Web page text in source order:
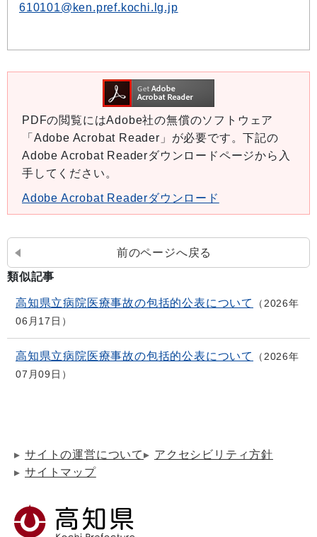
610101@ken.pref.kochi.lg.jp
PDFの閲覧にはAdobe社の無償のソフトウェア
「Adobe Acrobat Reader」が必要です。下記の
Adobe Acrobat Readerダウンロードページから入
手してください。
Adobe Acrobat Readerダウンロード
前のページへ戻る
類似記事
高知県立病院医療事故の包括的公表について
2026年
06月17日
高知県立病院医療事故の包括的公表について
2026年
07月09日
サイトの運営について
アクセシビリティ方針
サイトマップ